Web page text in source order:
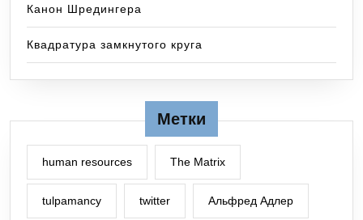
Канон Шредингера
Квадратура замкнутого круга
Метки
human resources The Matrix
tulpamancy twitter Альфред Адлер